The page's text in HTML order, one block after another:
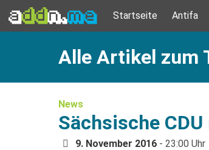
Startseite Antifa
Alle Artikel zum
News
Sächsische
9. November 2016 - 23:00 Uhr